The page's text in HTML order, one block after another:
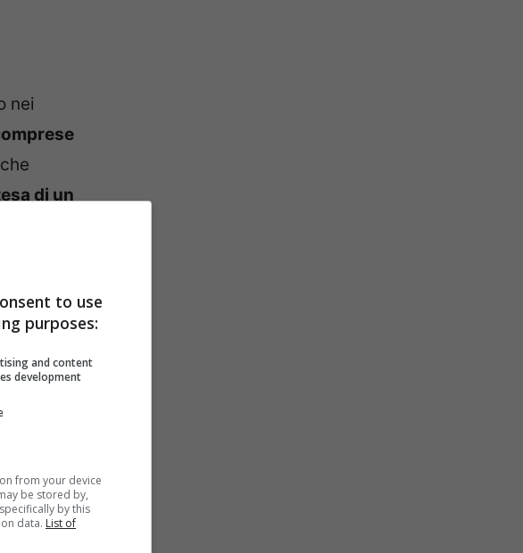
nei
di un
to use
purposes:
and content
development
from your device
be stored by,
by this
data. List of